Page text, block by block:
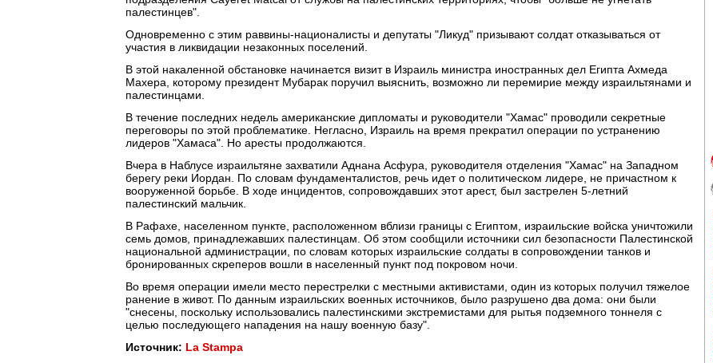
палестинцев".
Одновременно с этим раввины-националисты и депутаты "Ликуд" призывают солдат отказываться от
участия в ликвидации незаконных поселений.
В этой накаленной обстановке начинается визит в Израиль министра иностранных дел Египта Ахмеда
Махера, которому президент Мубарак поручил выяснить, возможно ли перемирие между израильтянами и
палестинцами.
В течение последних недель американские дипломаты и руководители "Хамас" проводили секретные
переговоры по этой проблематике. Негласно, Израиль на время прекратил операции по устранению
лидеров "Хамаса". Но аресты продолжаются.
Вчера в Наблусе израильтяне захватили Аднана Асфура, руководителя отделения "Хамас" на Западном
берегу реки Иордан. По словам фундаменталистов, речь идет о политическом лидере, не причастном к
вооруженной борьбе. В ходе инцидентов, сопровождавших этот арест, был застрелен 5-летний
палестинский мальчик.
В Рафахе, населенном пункте, расположенном вблизи границы с Египтом, израильские войска уничтожили
семь домов, принадлежавших палестинцам. Об этом сообщили источники сил безопасности Палестинской
национальной администрации, по словам которых израильские солдаты в сопровождении танков и
бронированных скреперов вошли в населенный пункт под покровом ночи.
Во время операции имели место перестрелки с местными активистами, один из которых получил тяжелое
ранение в живот. По данным израильских военных источников, было разрушено два дома: они были
"снесены, поскольку использовались палестинскими экстремистами для рытья подземного тоннеля с
целью последующего нападения на нашу военную базу".
Источник: La Stampa